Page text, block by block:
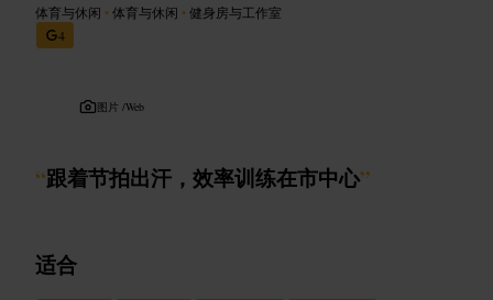
体育与休闲 •体育与休闲 •健身房与工作室
4
图片 /Web
“跟着节拍出汗，效率训练在市中心”
适合